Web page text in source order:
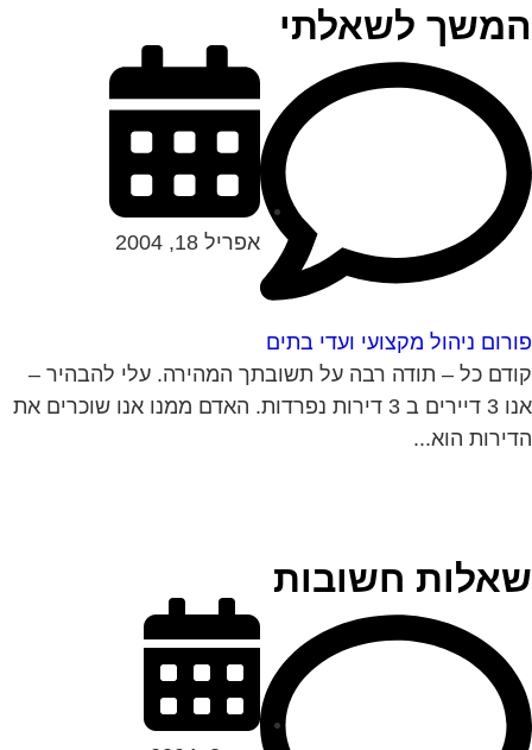
לשאלתי
ניהול מקצועי ועדי בתים
אפריל 18, 2004
כל – תודה רבה על תשובתך המהירה. עלי להבהיר –
אנו 3 דיירים ב 3 דירות נפרדות. האדם ממנו אנו שוכרים את
הוא...
חשובות